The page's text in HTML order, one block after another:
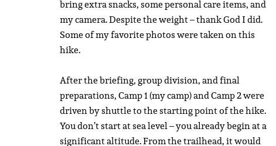
bring extra snacks, some personal care items, and
my camera. Despite the weight – thank God I did.
Some of my favorite photos were taken on this
hike.
After the briefing, group division, and final
preparations, Camp 1 (my camp) and Camp 2 were
driven by shuttle to the starting point of the hike.
You don’t start at sea level – you already begin at a
significant altitude. From the trailhead, it would